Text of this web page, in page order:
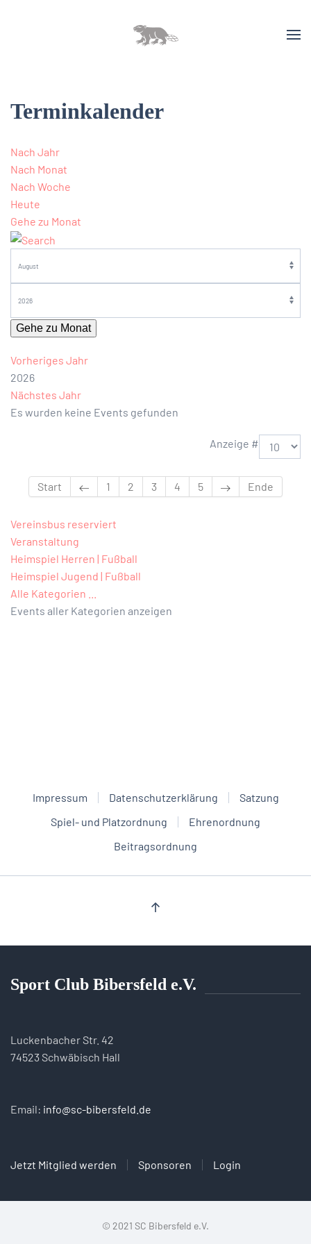
Terminkalender
Nach Jahr
Nach Monat
Nach Woche
Heute
Gehe zu Monat
Gehe zu Monat
Vorheriges Jahr
2026
Nächstes Jahr
Es wurden keine Events gefunden
Anzeige #
Start 1 2 3 4 5 Ende
Vereinsbus reserviert
Veranstaltung
Heimspiel Herren | Fußball
Heimspiel Jugend | Fußball
Alle Kategorien ...
Events aller Kategorien anzeigen
Impressum Datenschutzerklärung
Satzung
Spiel- und Platzordnung
Ehrenordnung
Beitragsordnung
Sport Club Bibersfeld e.V.
Luckenbacher Str. 42
74523 Schwäbisch Hall
Email: info@sc-bibersfeld.de
Jetzt Mitglied werden Sponsoren Login
© 2021 SC Bibersfeld e.V.